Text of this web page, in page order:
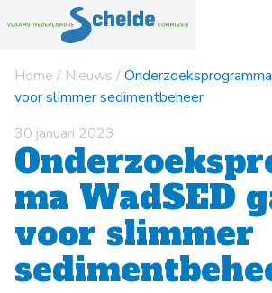
Home / Nieuws /
voor slimmer sedimentbeheer
30 januari 2023
ma WadSED
voor slimmer